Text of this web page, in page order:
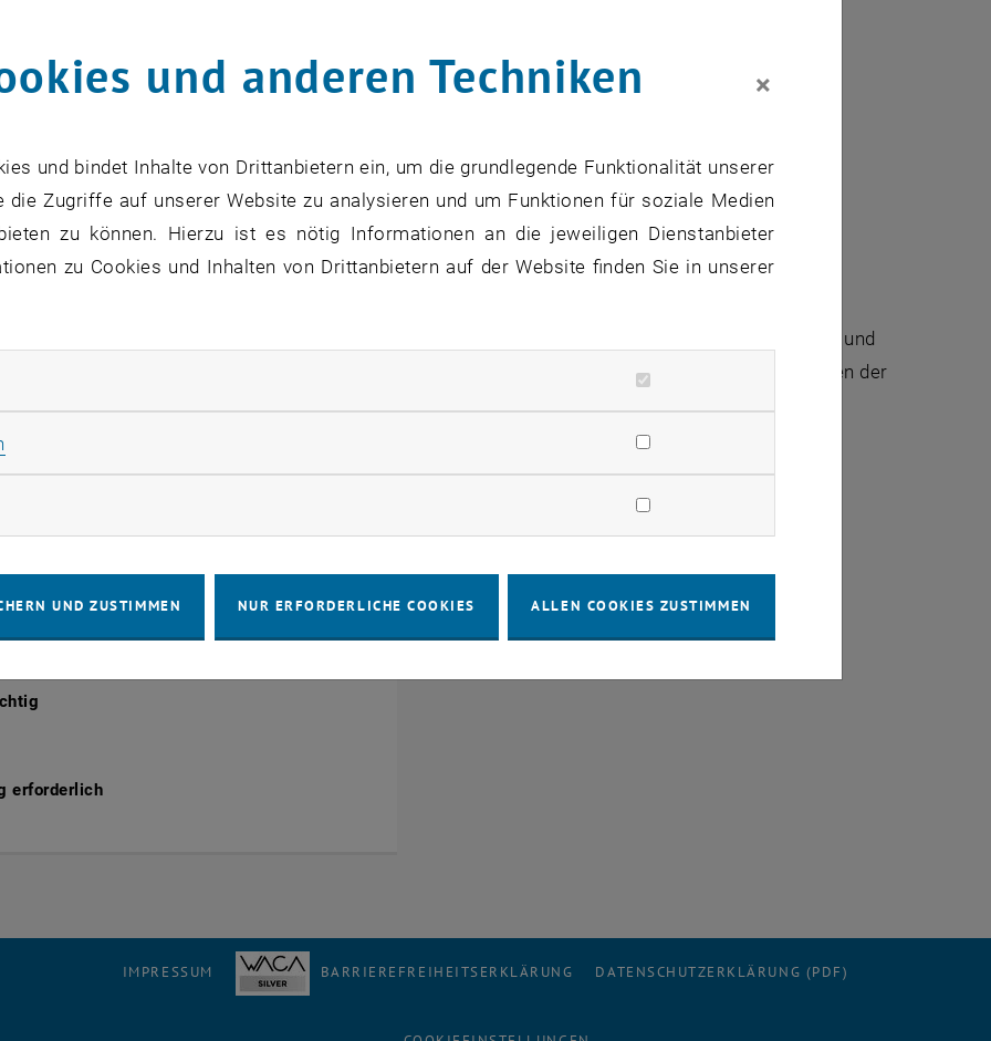
als Organisationsmodell
(IG Kultur Wien) geht in diesem Seminar auf die Gründung, den Aufbau, Fördermöglichkeiten und
eines Vereins ein. Nach der thematischen Einführung können konkrete Fragen der
besprochen und diskutiert werden.
erforderlich
IMPRESSUM BARRIEREFREIHEITSERKLÄRUNG DATENSCHUTZERKLÄRUNG (PDF)
und anderen Techniken ×
und bindet Inhalte von Drittanbietern ein, um die grundlegende Funktionalität unserer
Zugriffe auf unserer Website zu analysieren und um Funktionen für soziale Medien
zu können. Hierzu ist es nötig Informationen an die jeweiligen Dienstanbieter
zu Cookies und Inhalten von Drittanbietern auf der Website finden Sie in unserer
Cookies zulassen
UND ZUSTIMMEN NUR ERFORDERLICHE COOKIES ALLEN COOKIES ZUSTIMMEN